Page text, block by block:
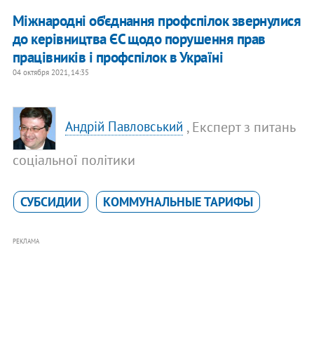
Міжнародні об'єднання профспілок звернулися
до керівництва ЄС щодо порушення прав
працівників і профспілок в Україні
04 октября 2021, 14:35
Андрій Павловський , Експерт з питань
соціальної політики
СУБСИДИИ КОММУНАЛЬНЫЕ ТАРИФЫ
РЕКЛАМА